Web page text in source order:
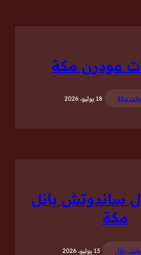
مودرن مكة
مكة 18 يوليو، 2026
ساندوتش بانل
مكة
بانل 13 يوليو، 2026